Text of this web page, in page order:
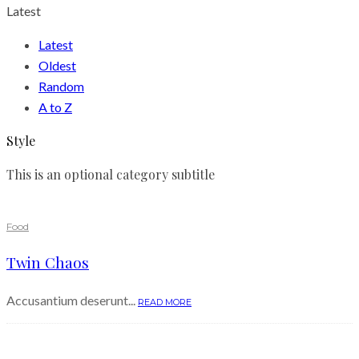
Latest
Latest
Oldest
Random
A to Z
Style
This is an optional category subtitle
Food
Twin Chaos
Accusantium deserunt... READ MORE